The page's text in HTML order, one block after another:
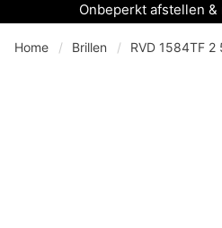
Onbeperkt afstellen
Home Brillen RVD 1584TF 2